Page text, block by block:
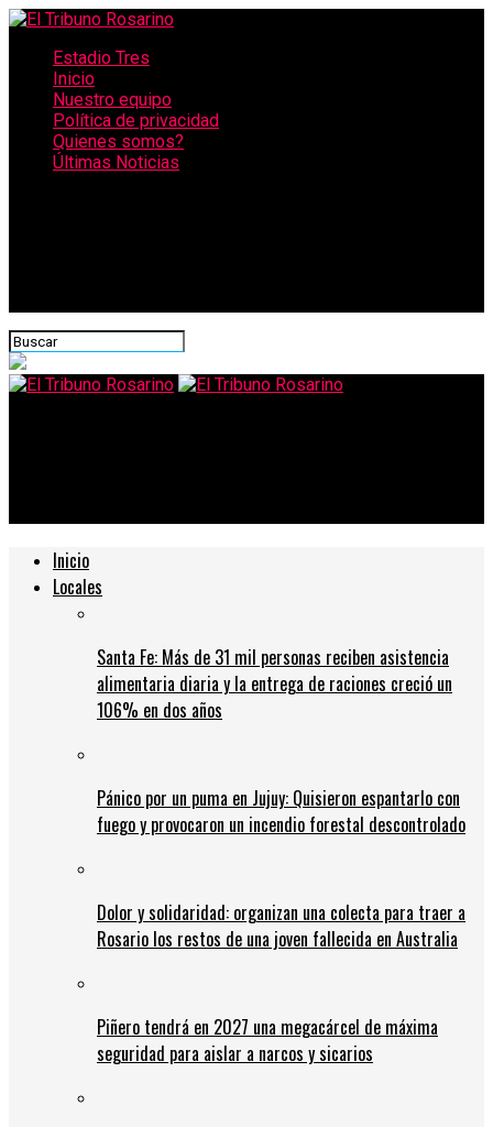
Estadio Tres
Inicio
Nuestro equipo
Política de privacidad
Quienes somos?
Últimas Noticias
Inicio
Locales
Santa Fe: Más de 31 mil personas reciben asistencia
alimentaria diaria y la entrega de raciones creció un
106% en dos años
Pánico por un puma en Jujuy: Quisieron espantarlo con
fuego y provocaron un incendio forestal descontrolado
Dolor y solidaridad: organizan una colecta para traer a
Rosario los restos de una joven fallecida en Australia
Piñero tendrá en 2027 una megacárcel de máxima
seguridad para aislar a narcos y sicarios